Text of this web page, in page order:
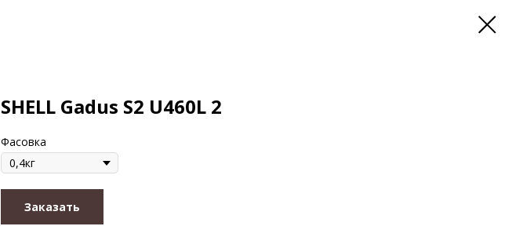
SHELL Gadus S2 U460L 2
Фасовка
Заказать